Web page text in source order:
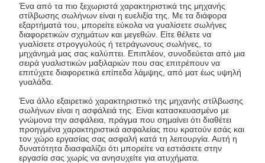
Ένα από τα πιο ξεχωριστά χαρακτηριστικά της μηχανής
στίλβωσης σωλήνων είναι η ευελιξία της. Με τα διάφορα
εξαρτήματά του, μπορείτε εύκολα να γυαλίσετε σωλήνες
διαφορετικών σχημάτων και μεγεθών. Είτε θέλετε να
γυαλίσετε στρογγυλούς ή τετράγωνους σωλήνες, το
μηχάνημά μας σας καλύπτει. Επιπλέον, συνοδεύεται από μια
σειρά γυαλιστικών μαξιλαριών που σας επιτρέπουν να
επιτύχετε διαφορετικά επίπεδα λάμψης, από ματ έως υψηλή
γυαλάδα.
Ένα άλλο εξαιρετικό χαρακτηριστικό της μηχανής στίλβωσης
σωλήνων είναι η ασφάλειά της. Είναι κατασκευασμένο με
γνώμονα την ασφάλεια, πράγμα που σημαίνει ότι διαθέτει
προηγμένα χαρακτηριστικά ασφαλείας που κρατούν εσάς και
τον χώρο εργασίας σας ασφαλή κατά τη λειτουργία. Αυτή η
δυνατότητα διασφαλίζει ότι μπορείτε να εστιάσετε στην
εργασία σας χωρίς να ανησυχείτε για ατυχήματα.